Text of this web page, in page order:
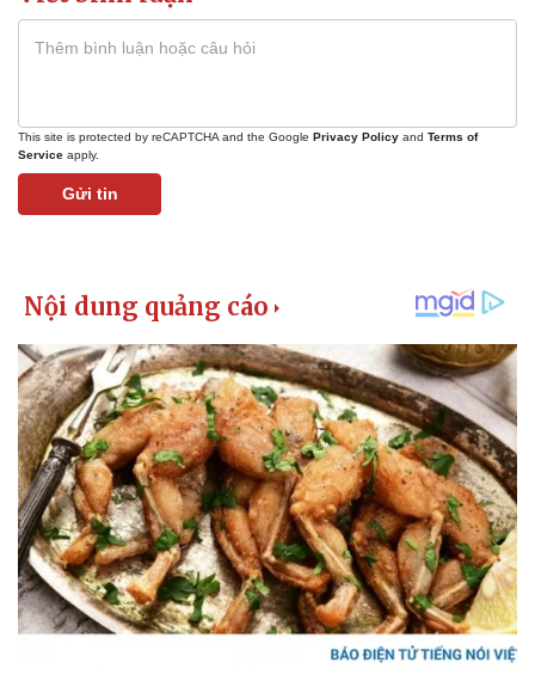
Pháp luật
Vụ án
Tin nóng
Tư vấn luật
Quân sự - Quốc phòng
Vũ khí
Việt Nam
Phân tích
This site is protected by reCAPTCHA and the Google Privacy Policy and Terms of
Service apply.
Gửi tin